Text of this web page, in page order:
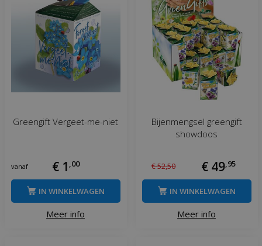
Greengift Vergeet-me-niet
vanaf € 1 00
Meer info
IN WINKELWAGEN
Bijenmengsel greengift
showdoos
€52,50 € 49, 95
Meer info
IN WINKELWAGEN